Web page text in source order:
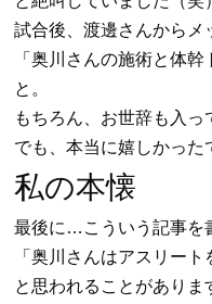
試合後、渡邊さんからメ
「奥川さんの施術と体
と。
もちろん、お世辞も入っ
でも、本当に嬉しかった
私の本懐
最後に…こういう記事を
「奥川さんはアスリー
と思われることがあり